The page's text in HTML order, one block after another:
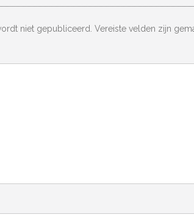
niet gepubliceerd. Vereiste velden zijn